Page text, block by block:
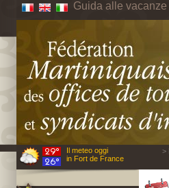
Guida alle
Il meteo oggi
in Fort de France
>